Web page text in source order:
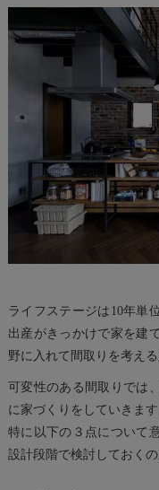
ライフステージは10年単
出産がきっかけで家を建
野に入れて間取りを考える
可変性のある間取りでは
に家づくりをしていきます
特に以下の３点について
設計段階で検討しておくの